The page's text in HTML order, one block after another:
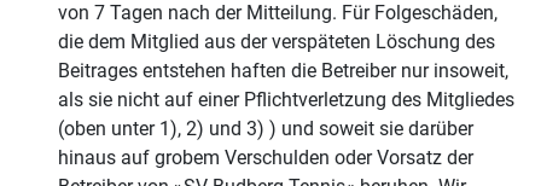
von 7 Tagen nach der Mitteilung. Für Folgeschäden,
die dem Mitglied aus der verspäteten Löschung des
Beitrages entstehen haften die Betreiber nur insoweit,
als sie nicht auf einer Pflichtverletzung des Mitgliedes
(oben unter 1), 2) und 3) ) und soweit sie darüber
hinaus auf grobem Verschulden oder Vorsatz der